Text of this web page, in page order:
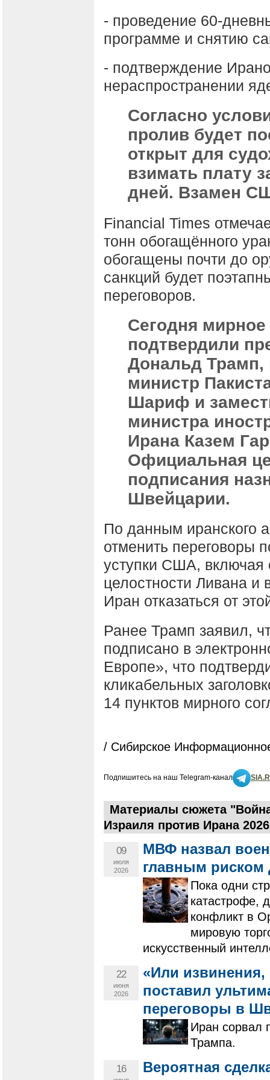
- проведение 60-
программе и снятию
- подтверждение
нераспространении
Согласно
пролив будет
открыт для
взимать плату
дней. Взамен
Financial Times
тонн обогащённого
обогащены почти до
санкций будет
переговоров.
Сегодня
подтвердили
Дональд Трамп,
министр
Шариф и
министра
Ирана Казем
Официальная
подписания
Швейцарии.
По данным иранского
отменить переговоры
уступки США, включая
целостности Ливана и
Иран отказаться от
Ранее Трамп заявил,
подписано в
Европе», что
кликабельных
14 пунктов мирного
/ Сибирское
Подпишитесь на наш Telegram-канал
Материалы сюжета
Израиля против Ирана
09
июля
2026
МВФ назвал
главным риском
Пока одни
катастрофе,
конфликт в
мировую
искусственный
22
июня
2026
«Или
поставил
переговоры в
Иран сорвал
Трампа.
16
Вероятная